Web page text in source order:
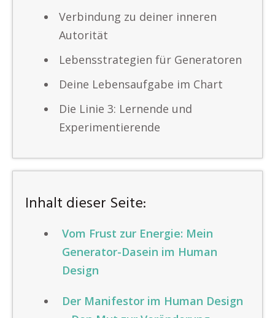
Verbindung zu deiner inneren
Autorität
Lebensstrategien für Generatoren
Deine Lebensaufgabe im Chart
Die Linie 3: Lernende und
Experimentierende
Inhalt dieser Seite:
Vom Frust zur Energie: Mein
Generator-Dasein im Human
Design
Der Manifestor im Human Design